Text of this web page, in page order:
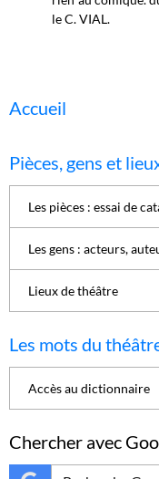
le C. VIAL.
Accueil
Pièces, gens et
Les pièces : essai de
Les gens : acteurs,
Lieux de théâtre
Les mots du
Accès au dictionnaire
Chercher avec